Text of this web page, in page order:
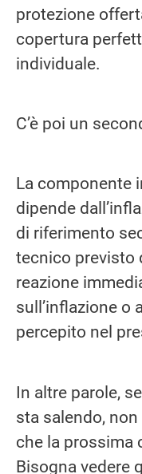
protezione
copertura
individuale.
C’è poi un
La componente
dipende
di riferimento
tecnico previsto
reazione
sull’inflazione o
percepito nel
In altre parole,
sta salendo,
che la prossima
Bisogna vedere